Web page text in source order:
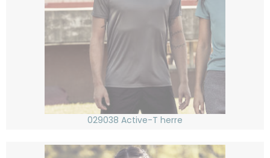
029038 Active-T herre